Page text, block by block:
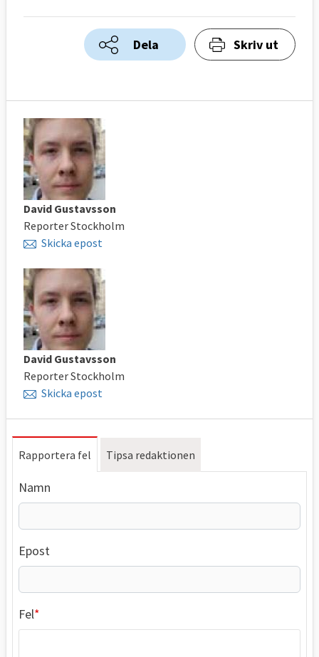
Dela Skriv ut
David Gustavsson
Reporter Stockholm
Skicka epost
David Gustavsson
Reporter Stockholm
Skicka epost
Rapportera fel Tipsa redaktionen
Namn
Epost
Fel